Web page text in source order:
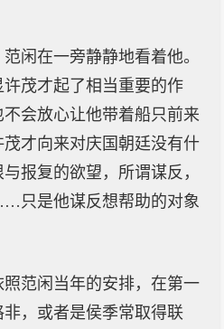
闲在一旁静静地看着他。
茂才起了相当重要的作
会放心让他带着船只前来
才向来对庆国朝廷没有什
报复的欲望，所谓谋反，
只是他谋反想帮助的对象
范闲当年的安排，在第一
，或者是侯季常取得联